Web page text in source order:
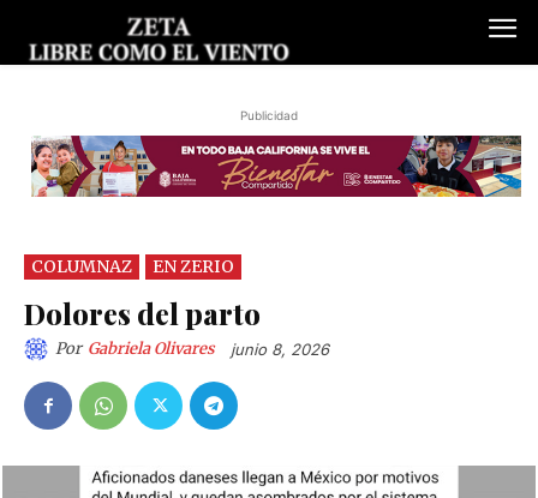
Publicidad
COLUMNAZ EN ZERIO
Dolores del parto
Por Gabriela Olivares junio 8, 2026